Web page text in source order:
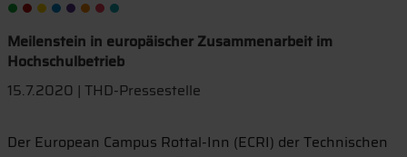
Meilenstein in europäischer Zusammenarbeit im
Hochschulbetrieb
15.7.2020 | THD-Pressestelle
Der European Campus Rottal-Inn (ECRI) der Technischen